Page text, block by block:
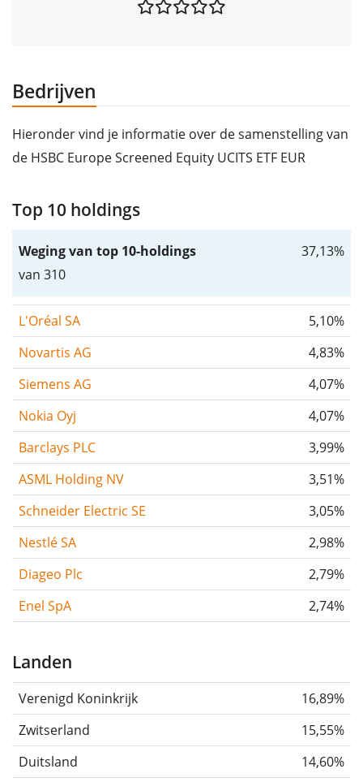
Bedrijven
Hieronder vind je informatie over de samenstelling van
de HSBC Europe Screened Equity UCITS ETF EUR
Top 10 holdings
Weging van top 10-holdings
van 310
37,13%
L'Oréal SA
5,10%
Novartis AG
4,83%
Siemens AG
4,07%
Nokia Oyj
4,07%
Barclays PLC
3,99%
ASML Holding NV
3,51%
Schneider Electric SE
3,05%
Nestlé SA
2,98%
Diageo Plc
2,79%
Enel SpA
2,74%
Landen
Verenigd Koninkrijk
16,89%
Zwitserland
15,55%
Duitsland
14,60%